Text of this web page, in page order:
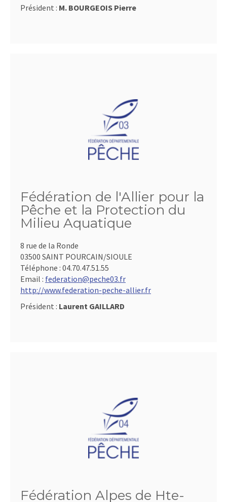
Président : M. BOURGEOIS Pierre
Fédération de l'Allier pour la
Pêche et la Protection du
Milieu Aquatique
8 rue de la Ronde
03500 SAINT POURCAIN/SIOULE
Téléphone : 04.70.47.51.55
Email : federation@peche03.fr
http://www.federation-peche-allier.fr
Président : Laurent GAILLARD
Fédération Alpes de Hte-